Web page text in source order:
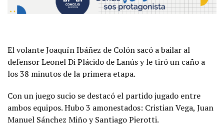
El volante Joaquín Ibáñez de Colón sacó a bailar al
defensor Leonel Di Plácido de Lanús y le tiró un caño a
los 38 minutos de la primera etapa.
Con un juego sucio se destacó el partido jugado entre
ambos equipos. Hubo 3 amonestados: Cristian Vega, Juan
Manuel Sánchez Miño y Santiago Pierotti.